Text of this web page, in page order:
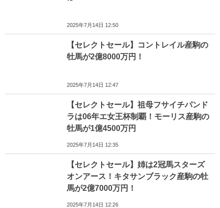
2025年7月14日 12:50
【セレクトセール】コントレイル産駒の
牡馬が2億8000万円！
2025年7月14日 12:47
【セレクトセール】祖母フサイチパンド
ラは06年エ女王杯制覇！モーリス産駒の
牡馬が1億4500万円
2025年7月14日 12:35
【セレクトセール】姉は2冠馬スターズ
オンアース！キタサンブラック産駒の牡
馬が2億7000万円！
2025年7月14日 12:26